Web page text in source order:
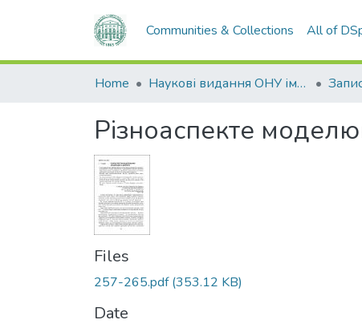
Communities & Collections All of
Home Наукові видання ОНУ імені І. І. Мечникова
Різноаспекте
Files
257-265.pdf(353.12 KB)
Date